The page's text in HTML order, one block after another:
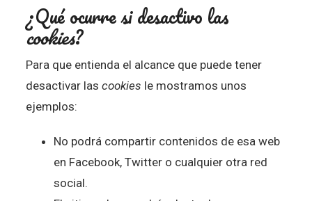
¿Qué ocurre si desactivo las
cookies?
Para que entienda el alcance que puede tener
desactivar lascookies le mostramos unos
ejemplos:
No podrá compartir contenidos de esa web
en Facebook, Twitter o cualquier otra red
social.